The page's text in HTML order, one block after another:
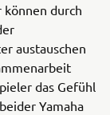
durch
austauschen
das Gefühl
Yamaha